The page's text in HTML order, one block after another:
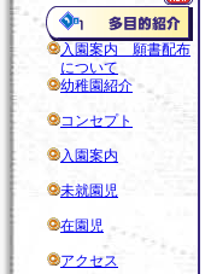
入園案内 願書配布
について
幼稚園紹介
コンセプト
入園案内
未就園児
在園児
アクセス